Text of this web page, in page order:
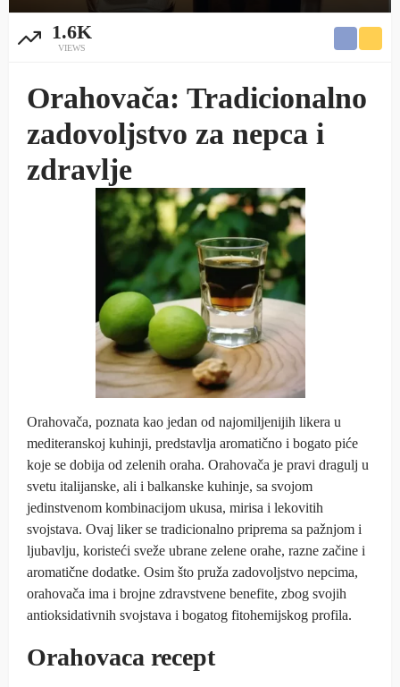
1.6K
VIEWS
Orahovača: Tradicionalno
zadovoljstvo za nepca i
zdravlje
Orahovača, poznata kao jedan od najomiljenijih likera u
mediteranskoj kuhinji, predstavlja aromatično i bogato piće
koje se dobija od zelenih oraha. Orahovača je pravi dragulj u
svetu italijanske, ali i balkanske kuhinje, sa svojom
jedinstvenom kombinacijom ukusa, mirisa i lekovitih
svojstava. Ovaj liker se tradicionalno priprema sa pažnjom i
ljubavlju, koristeći sveže ubrane zelene orahe, razne začine i
aromatične dodatke. Osim što pruža zadovoljstvo nepcima,
orahovača ima i brojne zdravstvene benefite, zbog svojih
antioksidativnih svojstava i bogatog fitohemijskog profila.
Orahovaca recept